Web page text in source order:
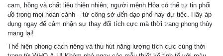
cam, hồng và chất liệu thiên nhiên, người mệnh Hỏa có thể tự tin phối
đồ trong mọi hoàn cảnh – từ công sở đến dạo phố hay dự tiệc. Hãy áp
dụng ngay để cảm nhận sự thay đổi tích cực mà thời trang phong thủy
mang lại!
Thể hiện phong cách riêng và thu hút năng lượng tích cực cùng thời